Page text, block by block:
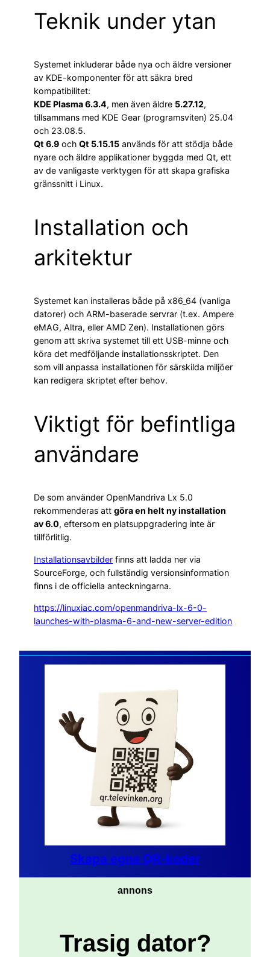
Teknik under ytan
Systemet inkluderar både nya och äldre versioner
av KDE-komponenter för att säkra bred
kompatibilitet:
KDE Plasma 6.3.4, men även äldre 5.27.12,
tillsammans med KDE Gear (programsviten) 25.04
och 23.08.5.
Qt 6.9 och Qt 5.15.15 används för att stödja både
nyare och äldre applikationer byggda med Qt, ett
av de vanligaste verktygen för att skapa grafiska
gränssnitt i Linux.
Installation och
arkitektur
Systemet kan installeras både på x86_64 (vanliga
datorer) och ARM-baserade servrar (t.ex. Ampere
eMAG, Altra, eller AMD Zen). Installationen görs
genom att skriva systemet till ett USB-minne och
köra det medföljande installationsskriptet. Den
som vill anpassa installationen för särskilda miljöer
kan redigera skriptet efter behov.
Viktigt för befintliga
användare
De som använder OpenMandriva Lx 5.0
rekommenderas att göra en helt ny installation
av 6.0, eftersom en platsuppgradering inte är
tillförlitlig.
Installationsavbilder finns att ladda ner via
SourceForge, och fullständig versionsinformation
finns i de officiella anteckningarna.
https://linuxiac.com/openmandriva-lx-6-0-
launches-with-plasma-6-and-new-server-edition
Skapa egna QR-koder
annons
Trasig dator?